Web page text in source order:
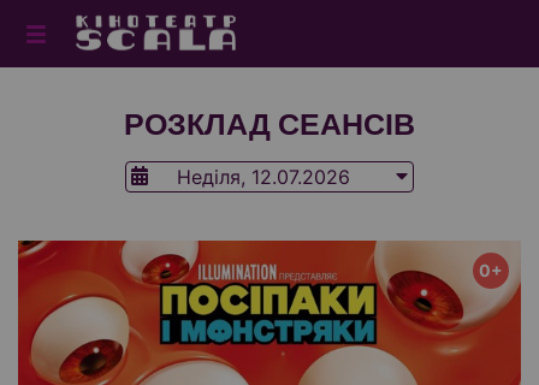
РОЗКЛАД СЕАНСІВ
Неділя, 12.07.2026
0+